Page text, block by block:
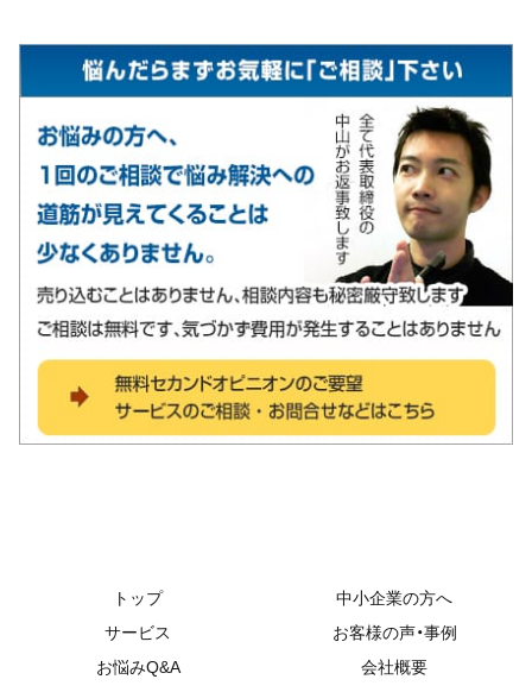
トップ
中小企業の方へ
サービス
お客様の声・事例
お悩みQ&A
会社概要